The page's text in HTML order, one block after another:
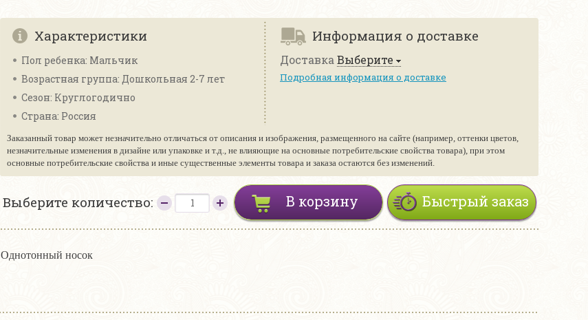
Характеристики
Пол ребенка: Мальчик
Возрастная группа: Дошкольная 2-7 лет
Сезон: Круглогодично
Страна: Россия
Информация о доставке
Доставка Выберите
Подробная информация о доставке
Заказанный товар может незначительно отличаться от описания и изображения, размещенного на сайте (например, оттенки цветов,
незначительные изменения в дизайне или упаковке и т.д., не влияющие на основные потребительские свойства товара), при этом
основные потребительские свойства и иные существенные элементы товара и заказа остаются без изменений.
Выберите количество: Быстрый заказ
В корзину
Однотонный носок